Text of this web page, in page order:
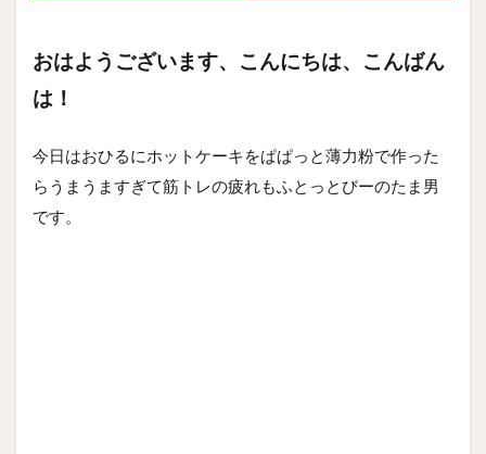
おはようございます、こんにちは、こんばん
は！
今日はおひるにホットケーキをぱぱっと薄力粉で作った
らうまうますぎて筋トレの疲れもふとっとびーのたま男
です。